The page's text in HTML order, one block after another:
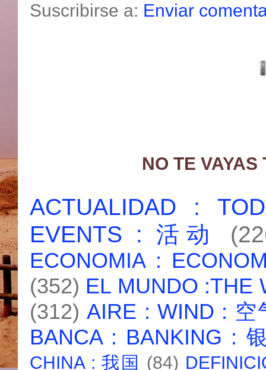
Suscribirse a: Enviar
NO TE
ACTUALIDAD :
EVENTS : 活动
ECONOMIA :
(352) EL MUNDO :THE
(312) AIRE : WIND : 空
BANCA : BANKING :
CHINA : 我国 (84)